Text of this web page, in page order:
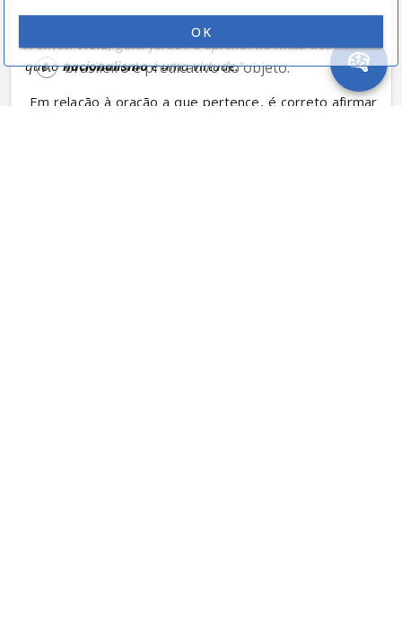
OK
/Ponteei viola, guiei forde / e aprendi na mesa dos bares /
que o nacionalismo é uma virtude.”
brasileiro é predicativo do objeto.